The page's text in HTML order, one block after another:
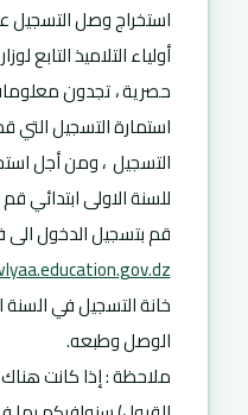
استخراج وصل التسجيل
أولياء التلاميذ التابع
حصرية ، تجدون
استمارة التسجيل التي
التسجيل ، ومن أجل
للسنة الاولى ابتدائي
قم بتسجيل الدخول الى
خانة التسجيل في السنة
الوصل وطبعه.
ملاحظة :إذا كانت